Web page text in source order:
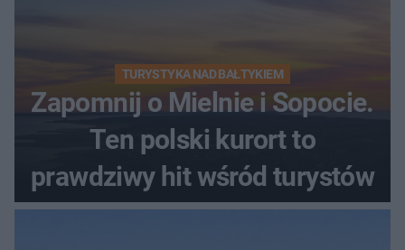
TURYSTYKA NAD BAŁTYKIEM
Zapomnij o Mielnie i Sopocie.
Ten polski kurort to
prawdziwy hit wśród turystów